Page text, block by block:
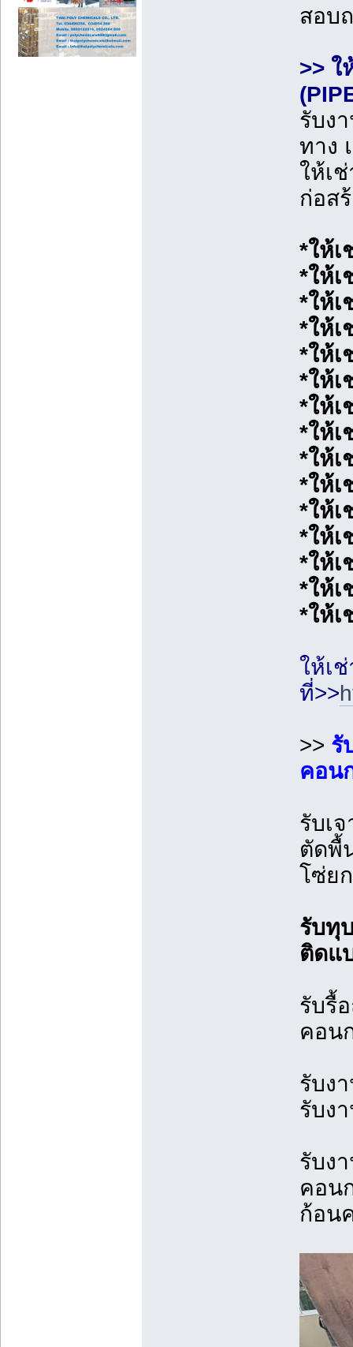
สอบ
>> ใ
รับง
ทาง
ให้เ
ก่อส
*ให้
*ให้เ
*ให้
*ให้เ
*ให้เ
*ให้เ
*ให้เ
*ให้เ
*ให้
*ให้
*ให้เ
*ให้เ
*ให้เ
*ให้
*ให้เ
ให้เ
ที่>>
>> รั
คอน
รับเ
ตัดพื้
โซ่ย
รับทุ
ติดแ
รับรื้
คอน
รับง
รับง
รับง
คอน
ก้อน